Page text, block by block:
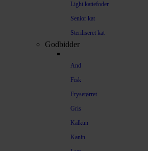
Light kattefoder
Senior kat
Steriliseret kat
Godbidder
And
Fisk
Frysetørret
Gris
Kalkun
Kanin